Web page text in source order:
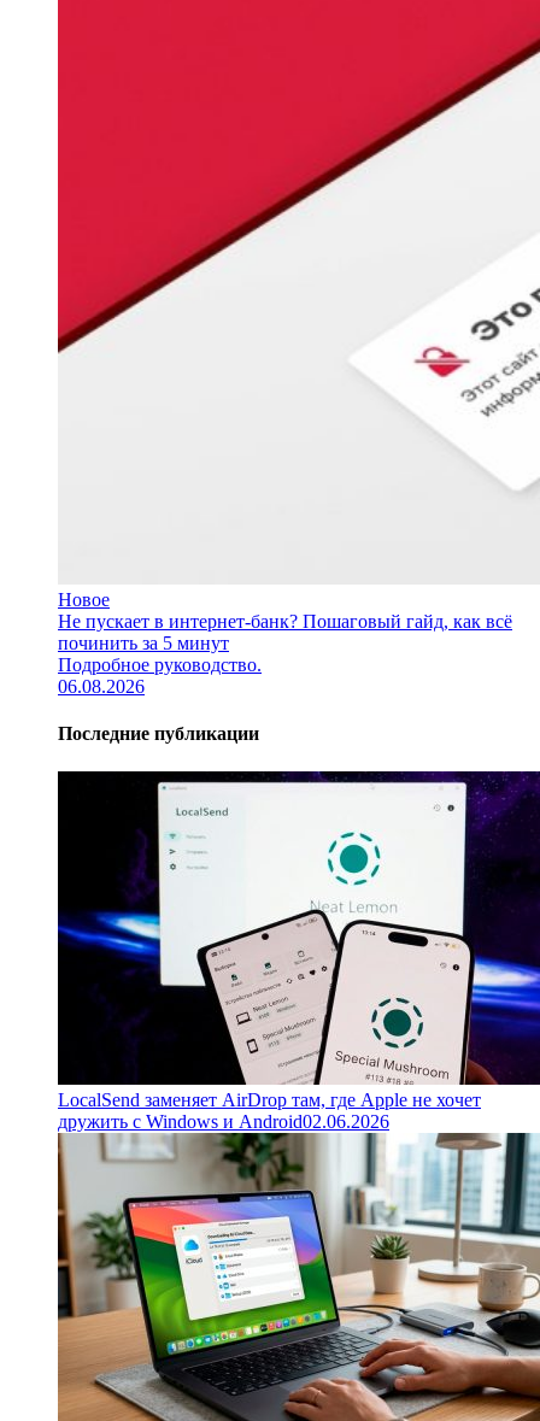
Новое
Не пускает в интернет-банк? Пошаговый гайд, как всё
починить за 5 минут
Подробное руководство.
06.08.2026
Последние публикации
LocalSend заменяет AirDrop там, где Apple не хочет
дружить с Windows и Android02.06.2026